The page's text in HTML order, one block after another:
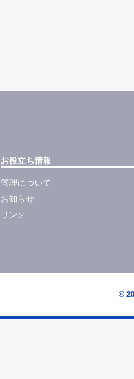
お役立ち情報
管理について
お知らせ
リンク
©